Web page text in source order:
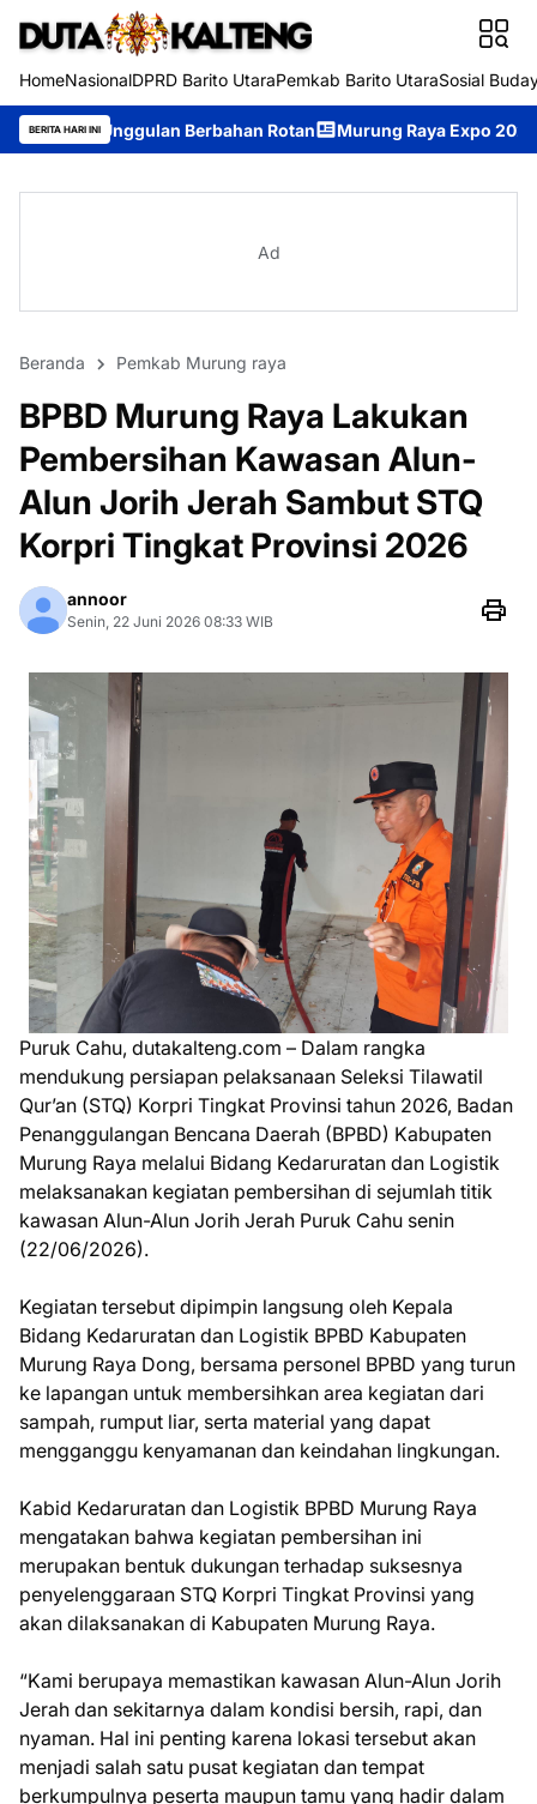
HomeNasionalDPRD Barito UtaraPemkab Barito UtaraSosial
BERITA HARI INI
Berbahan Rotan Murung Raya Expo 2026 Resmi Dibuka,
Ad
Beranda Pemkab Murung raya
BPBD Murung Raya Lakukan
Pembersihan Kawasan Alun-
Alun Jorih Jerah Sambut STQ
Korpri Tingkat Provinsi 2026
annoor
Senin, 22 Juni 2026 08:33 WIB
Puruk Cahu, dutakalteng.com – Dalam rangka
mendukung persiapan pelaksanaan Seleksi Tilawatil
Qur’an (STQ) Korpri Tingkat Provinsi tahun 2026, Badan
Penanggulangan Bencana Daerah (BPBD) Kabupaten
Murung Raya melalui Bidang Kedaruratan dan Logistik
melaksanakan kegiatan pembersihan di sejumlah titik
kawasan Alun-Alun Jorih Jerah Puruk Cahu senin
(22/06/2026).
Kegiatan tersebut dipimpin langsung oleh Kepala
Bidang Kedaruratan dan Logistik BPBD Kabupaten
Murung Raya Dong, bersama personel BPBD yang turun
ke lapangan untuk membersihkan area kegiatan dari
sampah, rumput liar, serta material yang dapat
mengganggu kenyamanan dan keindahan lingkungan.
Kabid Kedaruratan dan Logistik BPBD Murung Raya
mengatakan bahwa kegiatan pembersihan ini
merupakan bentuk dukungan terhadap suksesnya
penyelenggaraan STQ Korpri Tingkat Provinsi yang
akan dilaksanakan di Kabupaten Murung Raya.
“Kami berupaya memastikan kawasan Alun-Alun Jorih
Jerah dan sekitarnya dalam kondisi bersih, rapi, dan
nyaman. Hal ini penting karena lokasi tersebut akan
menjadi salah satu pusat kegiatan dan tempat
berkumpulnya peserta maupun tamu yang hadir dalam